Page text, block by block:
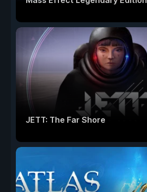
JETT: The Far Shore